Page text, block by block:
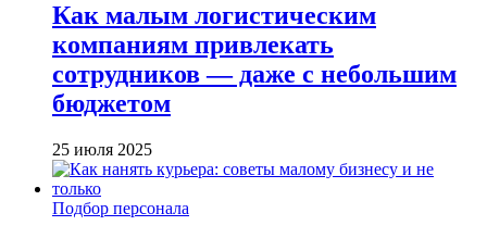
Как малым логистическим
компаниям привлекать
сотрудников — даже с небольшим
бюджетом
25 июля 2025
Подбор персонала